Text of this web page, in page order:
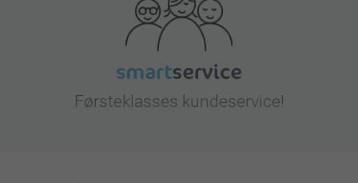
Førsteklasses kundeservice!